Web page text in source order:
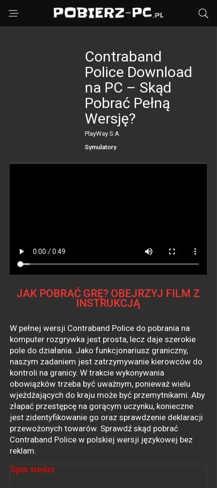
Contraband
Police Download
na PC – Skąd
Pobrać Pełną
Wersję?
PlayWay S.A.
Symulatory
JAK POBRAĆ GRĘ? OBEJRZYJ FILM Z
INSTRUKCJĄ
W pełnej wersji Contraband Police do pobrania na
komputer rozgrywka jest prosta, lecz daje szerokie
pole do działania. Jako funkcjonariusz graniczny,
naszym zadaniem jest zatrzymywanie kierowców do
kontroli na granicy. W trakcie wykonywania
obowiązków trzeba być uważnym, ponieważ wielu
wjeżdżających do kraju może być przemytnikami. Aby
złapać przestępcę na gorącym uczynku, konieczne
jest zidentyfikowanie go oraz sprawdzenie deklaracji
przewożonych towarów. Sprawdź skąd pobrać
Contraband Police w polskiej wersji językowej bez
reklam.
Spis treści